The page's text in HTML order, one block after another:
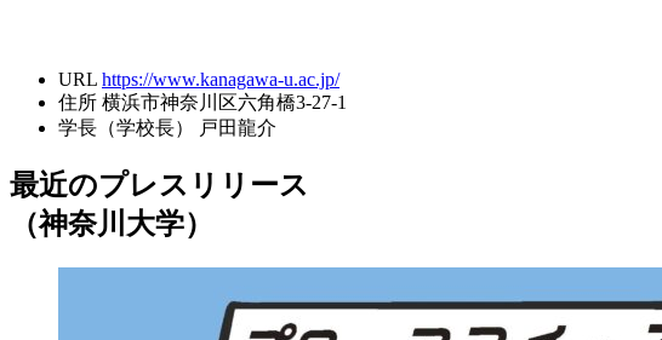
URL https://www.kanagawa-u.ac.jp/
住所 横浜市神奈川区六角橋3-27-1
学長（学校長）
戸田龍介
最近のプレスリリース
（神奈川大学）